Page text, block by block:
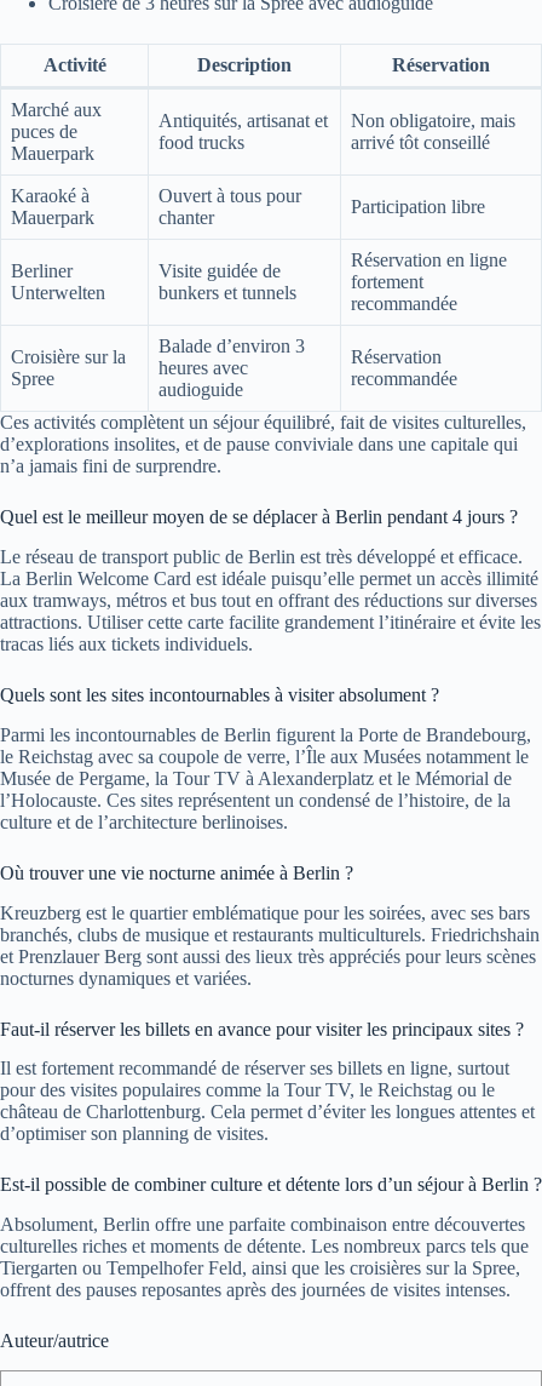
Activité Description Réservation
Marché aux
puces de
Mauerpark
Antiquités, artisanat et
food trucks
Non obligatoire, mais
arrivé tôt conseillé
Karaoké à
Mauerpark
Ouvert à tous pour
chanter
Participation libre
Berliner
Unterwelten
Visite guidée de
bunkers et tunnels
Réservation en ligne
fortement
recommandée
Croisière sur la
Spree
Balade d’environ 3
heures avec
audioguide
Réservation
recommandée
Ces activités complètent un séjour équilibré, fait de visites culturelles,
d’explorations insolites, et de pause conviviale dans une capitale qui
n’a jamais fini de surprendre.
Quel est le meilleur moyen de se déplacer à Berlin pendant 4 jours ?
Le réseau de transport public de Berlin est très développé et efficace.
La Berlin Welcome Card est idéale puisqu’elle permet un accès illimité
aux tramways, métros et bus tout en offrant des réductions sur diverses
attractions. Utiliser cette carte facilite grandement l’itinéraire et évite les
tracas liés aux tickets individuels.
Quels sont les sites incontournables à visiter absolument ?
Parmi les incontournables de Berlin figurent la Porte de Brandebourg,
le Reichstag avec sa coupole de verre, l’Île aux Musées notamment le
Musée de Pergame, la Tour TV à Alexanderplatz et le Mémorial de
l’Holocauste. Ces sites représentent un condensé de l’histoire, de la
culture et de l’architecture berlinoises.
Où trouver une vie nocturne animée à Berlin ?
Kreuzberg est le quartier emblématique pour les soirées, avec ses bars
branchés, clubs de musique et restaurants multiculturels. Friedrichshain
et Prenzlauer Berg sont aussi des lieux très appréciés pour leurs scènes
nocturnes dynamiques et variées.
Faut-il réserver les billets en avance pour visiter les principaux sites ?
Il est fortement recommandé de réserver ses billets en ligne, surtout
pour des visites populaires comme la Tour TV, le Reichstag ou le
château de Charlottenburg. Cela permet d’éviter les longues attentes et
d’optimiser son planning de visites.
Est-il possible de combiner culture et détente lors d’un séjour à Berlin ?
Absolument, Berlin offre une parfaite combinaison entre découvertes
culturelles riches et moments de détente. Les nombreux parcs tels que
Tiergarten ou Tempelhofer Feld, ainsi que les croisières sur la Spree,
offrent des pauses reposantes après des journées de visites intenses.
Auteur/autrice